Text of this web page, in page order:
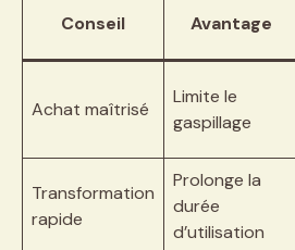
Conseil Avantage
Achat maîtrisé
Limite le
gaspillage
Transformation
rapide
Prolonge la
durée
d’utilisation